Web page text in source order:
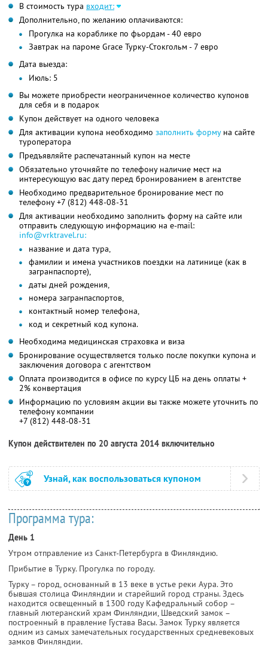
В стоимость тура входит:
Дополнительно, по желанию оплачиваются:
Прогулка на кораблике по фьордам - 40 евро
Завтрак на пароме Grace Турку-Стокгольм - 7 евро
Дата выезда:
Июль: 5
Вы можете приобрести неограниченное количество купонов
для себя и в подарок
Купон действует на одного человека
Для активации купона необходимо заполнить формуна сайте
туроператора
Предъявляйте распечатанный купон на месте
Обязательно уточняйте по телефону наличие мест на
интересующую вас дату перед бронированием в агентстве
Необходимо предварительное бронирование мест по
телефону +7 (812) 448-08-31
Для активации необходимо заполнить форму на сайте или
отправить следующую информацию на e-mail:
info@vrktravel.ru:
название и дата тура,
фамилии и имена участников поездки на латинице (как в
загранпаспорте),
даты дней рождения,
номера загранпаспортов,
контактный номер телефона,
код и секретный код купона.
Необходима медицинская страховка и виза
Бронирование осуществляется только после покупки купона и
заключения договора с агентством
Оплата производится в офисе по курсу ЦБ на день оплаты +
2% конвертация
Информацию по условиям акции вы также можете уточнить по
телефону компании
+7 (812) 448-08-31
Купон действителен по 20 августа 2014 включительно
Узнай, как воспользоваться купоном
Программа тура:
День 1
Утром отправление из Санкт-Петербурга в Финляндию.
Прибытие в Турку. Прогулка по городу.
Турку – город, основанный в 13 веке в устье реки Аура. Это
бывшая столица Финляндии и старейший город страны. Здесь
находится освещенный в 1300 году Кафедральный собор –
главный лютеранский храм Финляндии, Шведский замок –
построенный в правление Густава Васы. Замок Турку является
одним из самых замечательных государственных средневековых
замков Финляндии.